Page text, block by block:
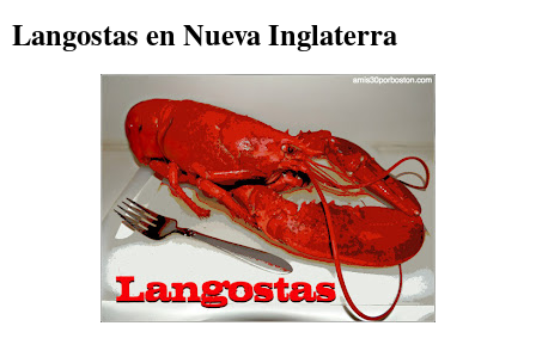
Langostas en Nueva Inglaterra